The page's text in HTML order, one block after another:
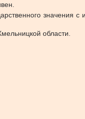
значения
области.